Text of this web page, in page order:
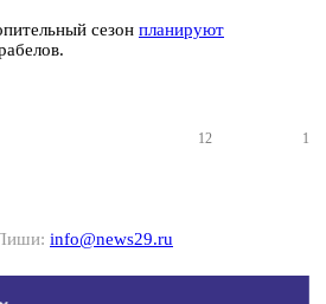
сезон планируют
12 1
info@news29.ru